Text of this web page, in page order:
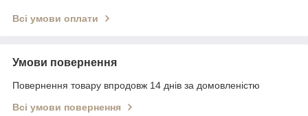
Всі умови оплати
Умови повернення
Повернення товару впродовж 14 днів за домовленістю
Всі умови повернення